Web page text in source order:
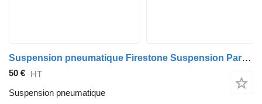
Suspension pneumatique Firestone Suspension Parts veerbalg YP07074F pour camion
50 € HT
Suspension pneumatique